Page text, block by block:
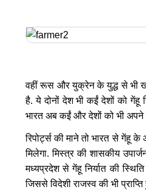
वहीं रूस और युक्रेन के युद्ध से भी
है. ये दोनों देश भी कईं देशों को गेंहू
भारत अब कईं और देशों को भी अपने
रिपोर्ट्स की माने तो भारत से गेंहू
मिलेगा. मिस्त्र की शासकीय
मध्यप्रदेश से गेंहू निर्यात की
जिससे विदेशी राजस्व की भी प्राप्ति